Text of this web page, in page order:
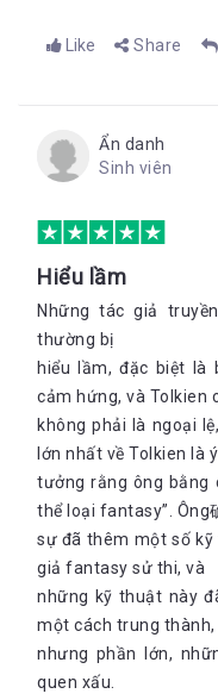
Like Share
Ẩn danh
Sinh viên
Hiểu lầm
Những tác giả
thường bị
hiểu lầm, đặc biệt là
cảm hứng, và Tolkien
không phải là ngoại
lớn nhất về Tolkien là ý
tưởng rằng ông bằng
thể loại fantasy”. Ông
sự đã thêm một số
giả fantasy sử thi, và
những kỹ thuật này
một cách trung thành,
nhưng phần lớn,
quen xấu.